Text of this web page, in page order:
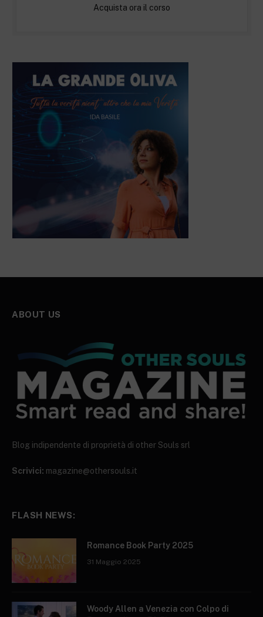
Acquista ora il corso
ABOUT US
Blog indipendente di proprietà di other Souls srl
Scrivici: magazine@othersouls.it
FLASH NEWS:
Romance Book Party 2025
31 Maggio 2025
Woody Allen a Venezia con Colpo di